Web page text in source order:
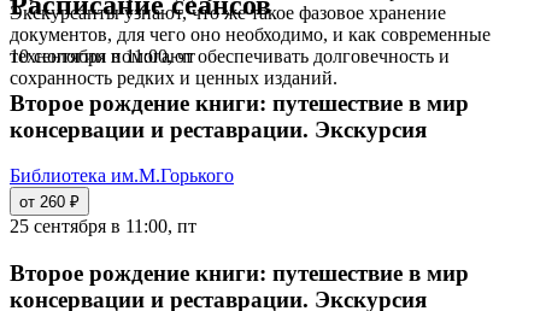
Экскурсанты узнают, что же такое фазовое хранение
документов, для чего оно необходимо, и как современные
технологии помогают обеспечивать долговечность и
сохранность редких и ценных изданий.
10 сентября в 11:00, чт
Второе рождение книги: путешествие в мир
консервации и реставрации. Экскурсия
Библиотека им.М.Горького
от 260 ₽
25 сентября в 11:00, пт
Второе рождение книги: путешествие в мир
консервации и реставрации. Экскурсия